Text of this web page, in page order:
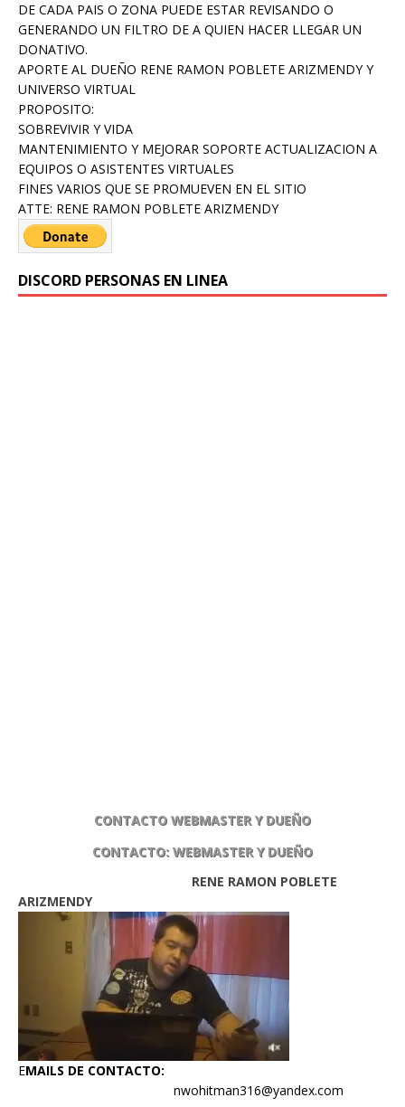
DE CADA PAIS O ZONA PUEDE ESTAR REVISANDO O
GENERANDO UN FILTRO DE A QUIEN HACER LLEGAR UN
DONATIVO.
APORTE AL DUEÑO RENE RAMON POBLETE ARIZMENDY Y
UNIVERSO VIRTUAL
PROPOSITO:
SOBREVIVIR Y VIDA
MANTENIMIENTO Y MEJORAR SOPORTE ACTUALIZACION A
EQUIPOS O ASISTENTES VIRTUALES
FINES VARIOS QUE SE PROMUEVEN EN EL SITIO
ATTE: RENE RAMON POBLETE ARIZMENDY
DISCORD PERSONAS EN LINEA
CONTACTO WEBMASTER Y DUEÑO
CONTACTO: WEBMASTER Y DUEÑO
RENE RAMON POBLETE
ARIZMENDY
EMAILS DE CONTACTO:
nwohitman316@yandex.com